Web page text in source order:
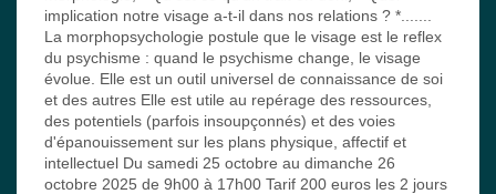
implication notre visage a-t-il dans nos relations ? *.......
La morphopsychologie postule que le visage est le reflex
du psychisme : quand le psychisme change, le visage
évolue. Elle est un outil universel de connaissance de soi
et des autres Elle est utile au repérage des ressources,
des potentiels (parfois insoupçonnés) et des voies
d'épanouissement sur les plans physique, affectif et
intellectuel Du samedi 25 octobre au dimanche 26
octobre 2025 de 9h00 à 17h00 Tarif 200 euros les 2 jours